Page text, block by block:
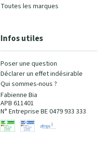
Toutes les marques
Infos utiles
Poser une question
Déclarer un effet indésirable
Qui sommes-nous ?
Fabienne Bia
APB 611401
N° Entreprise BE 0479 933 333